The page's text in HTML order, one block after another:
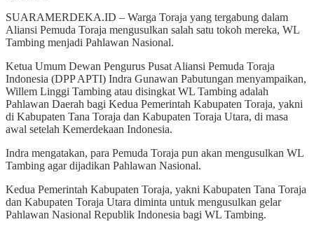
SUARAMERDEKA.ID – Warga Toraja yang tergabung dalam
Aliansi Pemuda Toraja mengusulkan salah satu tokoh mereka, WL
Tambing menjadi Pahlawan Nasional.
Ketua Umum Dewan Pengurus Pusat Aliansi Pemuda Toraja
Indonesia (DPP APTI) Indra Gunawan Pabutungan menyampaikan,
Willem Linggi Tambing atau disingkat WL Tambing adalah
Pahlawan Daerah bagi Kedua Pemerintah Kabupaten Toraja, yakni
di Kabupaten Tana Toraja dan Kabupaten Toraja Utara, di masa
awal setelah Kemerdekaan Indonesia.
Indra mengatakan, para Pemuda Toraja pun akan mengusulkan WL
Tambing agar dijadikan Pahlawan Nasional.
Kedua Pemerintah Kabupaten Toraja, yakni Kabupaten Tana Toraja
dan Kabupaten Toraja Utara diminta untuk mengusulkan gelar
Pahlawan Nasional Republik Indonesia bagi WL Tambing.